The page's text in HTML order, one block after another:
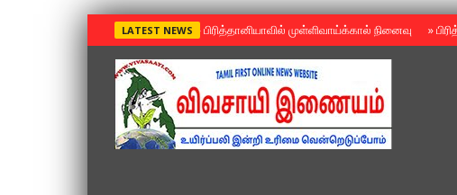
LATEST NEWS »பிரித்தானியாவில் முள்ளிவாய்க்கால் நினைவு »